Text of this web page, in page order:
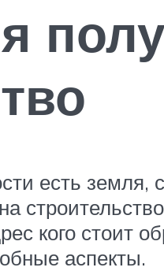
есть
кого стоит
аспекты.